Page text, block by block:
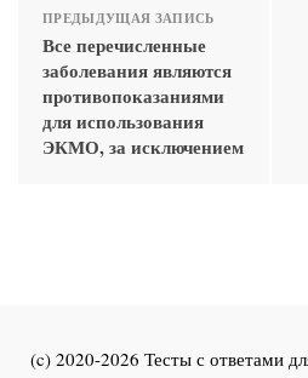
ПРЕДЫДУЩАЯ ЗАПИСЬ
Все перечисленные
заболевания являются
противопоказаниями
для использования
ЭКМО, за исключением
(c) 2020-2026 Тесты с ответами